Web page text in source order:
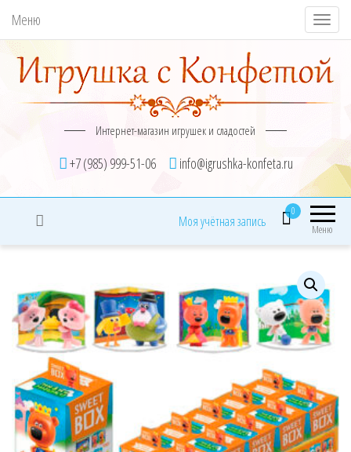
Меню
П
о
к
ь
/
С
ы
т
ь
в
и
г
Интернет-магазин игрушек и сладостей
+7 (985) 999-51-06 info@igrushka-konfeta.ru
Меню
0
Моя учётная запись